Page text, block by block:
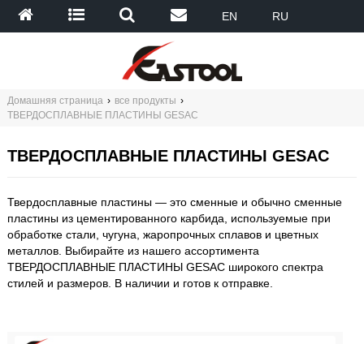
EN RU
Домашняя страница › все продукты ›
ТВЕРДОСПЛАВНЫЕ ПЛАСТИНЫ GESAC
ТВЕРДОСПЛАВНЫЕ ПЛАСТИНЫ GESAC
Твердосплавные пластины — это сменные и обычно сменные
пластины из цементированного карбида, используемые при
обработке стали, чугуна, жаропрочных сплавов и цветных
металлов. Выбирайте из нашего ассортимента
ТВЕРДОСПЛАВНЫЕ ПЛАСТИНЫ GESACширокого спектра
стилей и размеров. В наличии и готов к отправке.